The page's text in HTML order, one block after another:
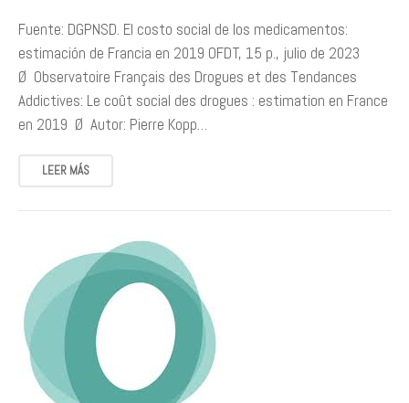
Fuente: DGPNSD. El costo social de los medicamentos:
estimación de Francia en 2019 OFDT, 15 p., julio de 2023
Ø Observatoire Français des Drogues et des Tendances
Addictives: Le coût social des drogues : estimation en France
en 2019 Ø Autor: Pierre Kopp…
LEER MÁS